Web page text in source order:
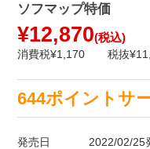
ソフマップ特価
¥12,870(税込)
消費税¥1,170 税抜
644ポイントサ
発売日 2022/02/25